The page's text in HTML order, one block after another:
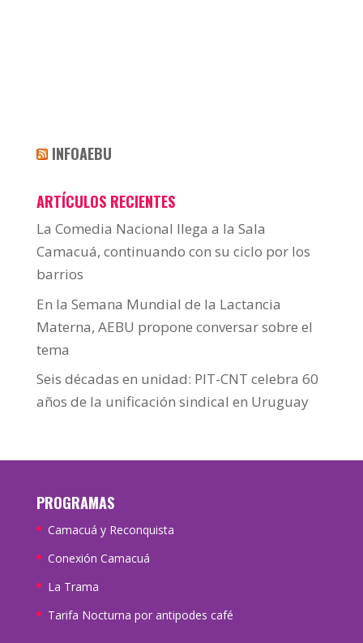
INFOAEBU
ARTÍCULOS RECIENTES
La Comedia Nacional llega a la Sala
Camacuá, continuando con su ciclo por los
barrios
En la Semana Mundial de la Lactancia
Materna, AEBU propone conversar sobre el
tema
Seis décadas en unidad: PIT-CNT celebra 60
años de la unificación sindical en Uruguay
PROGRAMAS
Camacuá y Reconquista
Conexión Camacuá
La Trama
Tarifa Nocturna por antipodes café